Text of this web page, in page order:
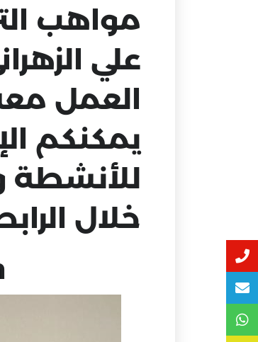
مواهب
علي
العمل
يمكنكم
للأنشطة
خلال